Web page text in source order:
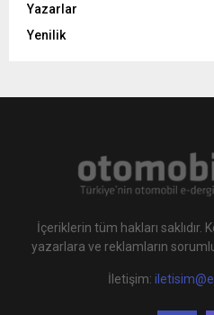
Yazarlar
Yenilik
İçeriklerin tüm hakları saklıdır.
yazarlara ve reklamların
İletişim: